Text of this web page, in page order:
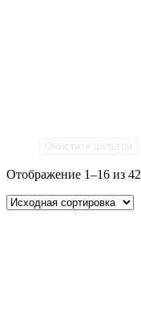
Отображение 1–16 из 42